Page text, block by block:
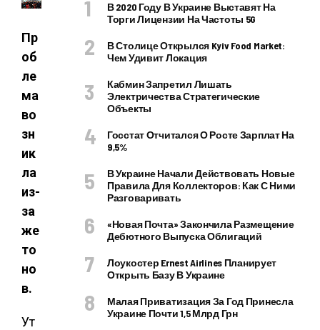
Пр
об
ле
ма
во
зн
ик
ла
из-
за
же
то
но
в.
Ут
В 2020 Году В Украине Выставят На
Торги Лицензии На Частоты 5G
В Столице Открылся Kyiv Food Market:
Чем Удивит Локация
Кабмин Запретил Лишать
Электричества Стратегические
Объекты
Госстат Отчитался О Росте Зарплат На
9,5%
В Украине Начали Действовать Новые
Правила Для Коллекторов: Как С Ними
Разговаривать
«Новая Почта» Закончила Размещение
Дебютного Выпуска Облигаций
Лоукостер Ernest Airlines Планирует
Открыть Базу В Украине
Малая Приватизация За Год Принесла
Украине Почти 1,5 Млрд Грн